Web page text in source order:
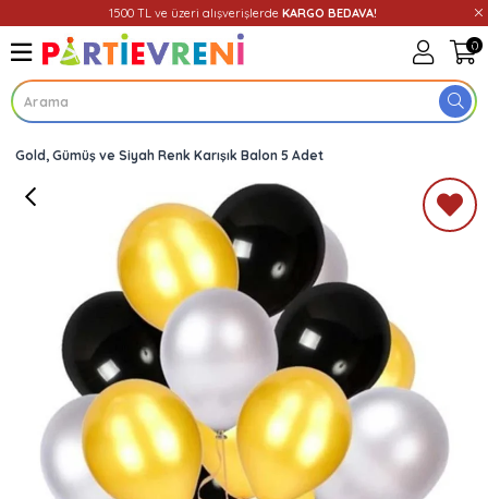
1500 TL ve üzeri alışverişlerde KARGO BEDAVA!
0
Üye Girişi Üye Ol
Gold, Gümüş ve Siyah Renk Karışık Balon 5 Adet